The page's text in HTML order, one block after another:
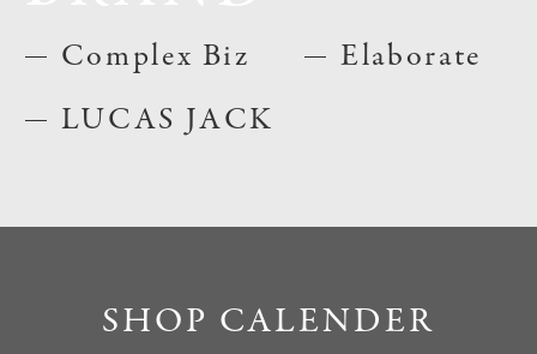
Complex Biz
LUCAS JACK
Elaborate
SHOP CALENDER